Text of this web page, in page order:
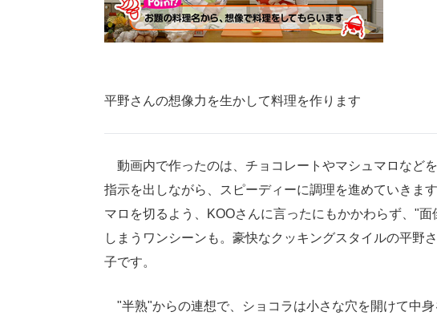
平野さんの想像力を生かして料理を作ります
動画内で作ったのは、チョコレートやマシュマロなど
指示を出しながら、スピーディーに調理を進めていきま
マロを切るよう、KOOさんに言ったにもかかわらず、"
しまうワンシーンも。豪快なクッキングスタイルの平野
子です。
"半熟"からの連想で、ショコラは小さな穴を開けて中